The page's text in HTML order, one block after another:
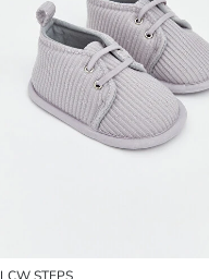
LCW STEPS